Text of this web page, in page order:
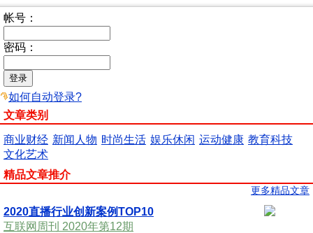
帐号：
密码：
如何自动登录?
文章类别
商业财经 新闻人物 时尚生活 娱乐休闲 运动健康 教育科技
文化艺术
精品文章推介
更多精品文章
2020直播行业创新案例TOP10
互联网周刊 2020年第12期